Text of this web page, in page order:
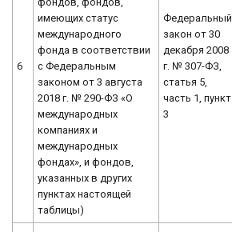
6
имеющих статус
международного
фонда в соответствии
с Федеральным
законом от 3 августа
2018 г. № 290-ФЗ «О
международных
компаниях и
международных
фондах», и фондов,
указанных в других
пунктах настоящей
таблицы)
Федеральный
закон от 30
декабря 2008
г. № 307-ФЗ,
статья 5,
часть 1, пункт
3